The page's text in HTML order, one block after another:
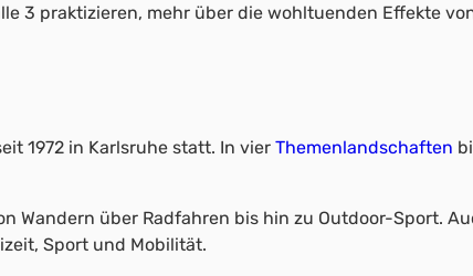
3 praktizieren, mehr über die wohltuenden Effekte
1972 in Karlsruhe statt. In vier Themenlandschaften
Wandern über Radfahren bis hin zu Outdoor-Sport.
Sport und Mobilität.